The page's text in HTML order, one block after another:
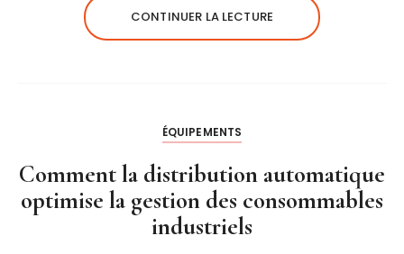
CONTINUER LA LECTURE
ÉQUIPEMENTS
Comment la distribution automatique
optimise la gestion des consommables
industriels